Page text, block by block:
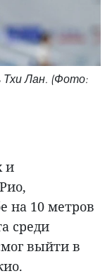
Тхи Лан. (Фото:
и
на 10 метров
среди
выйти в